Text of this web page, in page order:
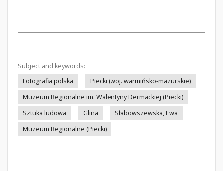
Subject and keywords:
Fotografia polska
Piecki (woj. warmińsko-mazurskie)
Muzeum Regionalne im. Walentyny Dermackiej (Piecki)
Sztuka ludowa
Glina
Słabowszewska, Ewa
Muzeum Regionalne (Piecki)